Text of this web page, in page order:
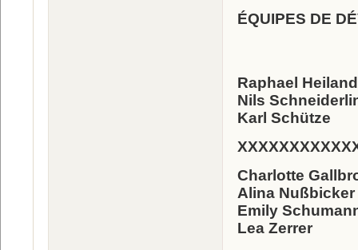
ÉQUIPES DE
Raphael Heiland
Nils
Karl Schütze
Charlotte
Alina Nußbicker
Emily
Lea Zerrer